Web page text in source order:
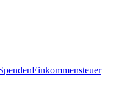
Einkommensteuer